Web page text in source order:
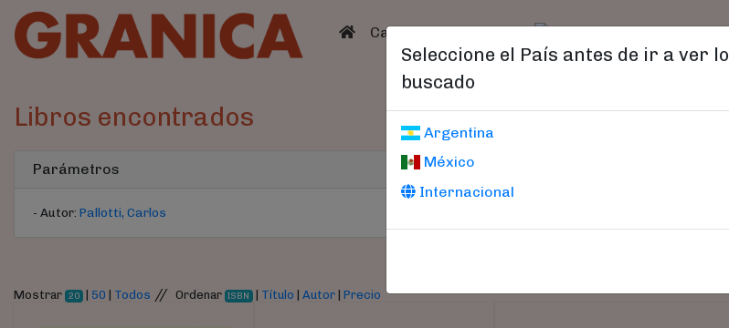
(current)
Catálogo Catálogo
Seleccione el País antes de ir a ver lo
buscado
Argentina
México
Internacional
Libros encontrados
Parámetros
- Autor: Pallotti, Carlos
Mostrar 20 | 50 Todos // Ordenar ISBN Título |Autor |Precio